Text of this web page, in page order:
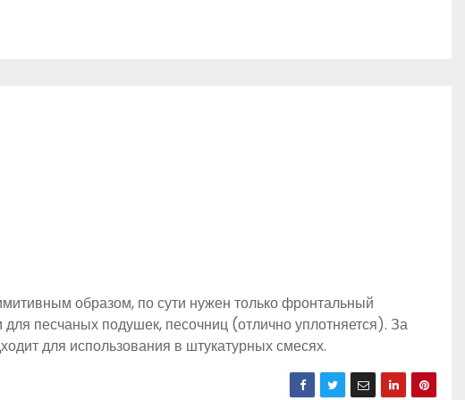
образом, по сути нужен только фронтальный
песчаных подушек, песочниц (отлично уплотняется). За
для использования в штукатурных смесях.